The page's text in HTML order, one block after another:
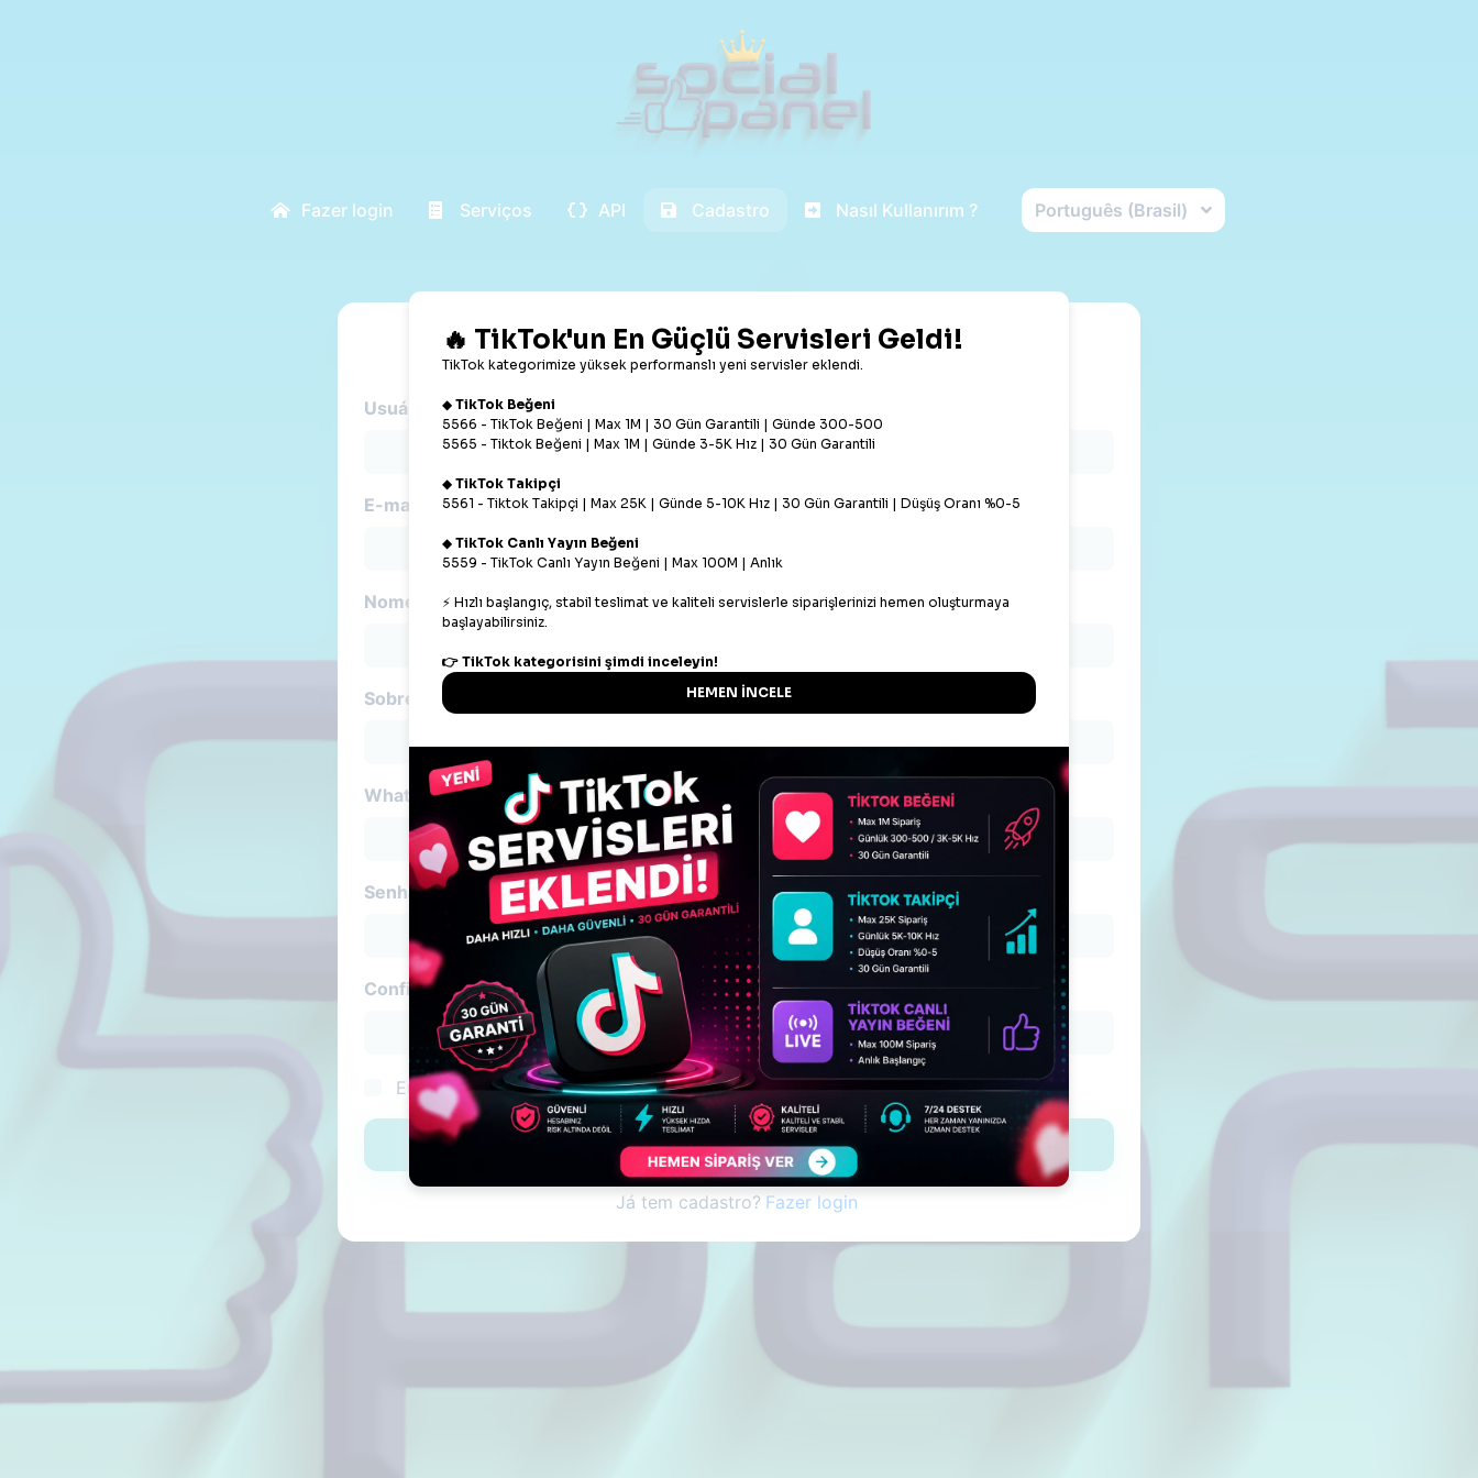
Fazer login Serviços API Cadastro Nasıl Kullanırım ? Português (Brasil)
Usuário
E-mail
Nome
Sobrenome
WhatsApp
Senha
Confirmar senha
Eu li e concordo com Termos de serviço
Cadastrar-se
Já tem cadastro? Fazer login